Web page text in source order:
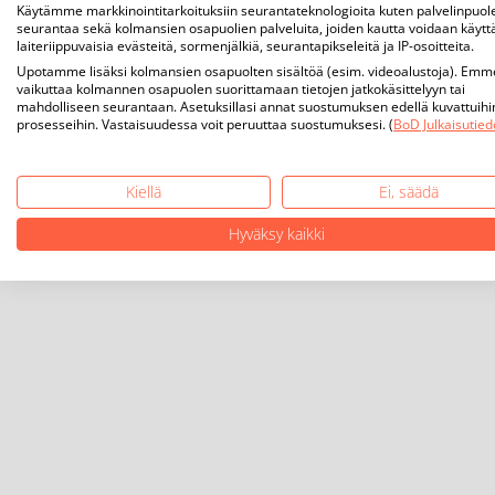
Käytämme markkinointitarkoituksiin seurantateknologioita kuten
seurantaa sekä kolmansien osapuolien palveluita, joiden kautta voidaan
laiteriippuvaisia evästeitä, sormenjälkiä, seurantapikseleitä ja IP-osoitteita.
Upotamme lisäksi kolmansien osapuolten sisältöä (esim. videoalustoja).
vaikuttaa kolmannen osapuolen suorittamaan tietojen jatkokäsittelyyn tai
mahdolliseen seurantaan. Asetuksillasi annat suostumuksen edellä
prosesseihin. Vastaisuudessa voit peruuttaa suostumuksesi. (BoD
Kiellä
Ei, säädä
Hyväksy kaikki